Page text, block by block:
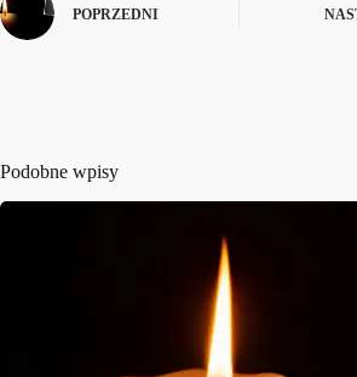
POPRZEDNI
Podobne wpisy